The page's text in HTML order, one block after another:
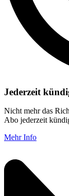
Jederzeit
Nicht mehr das
Abo jederzeit
Mehr Info